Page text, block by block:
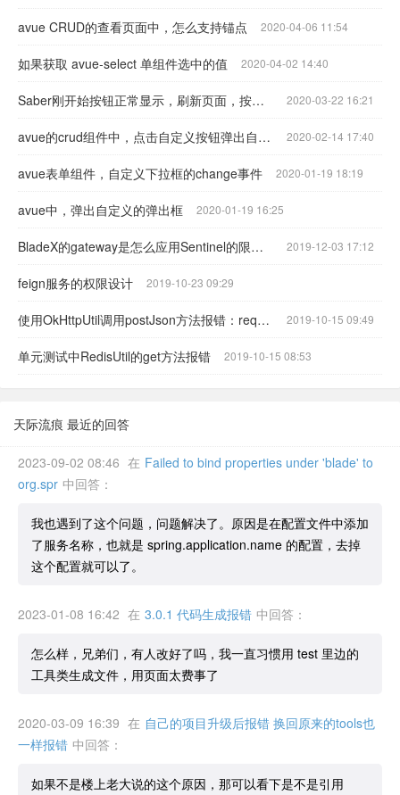
avue CRUD的查看页面中，怎么支持锚点 2020-04-06 11:54
如果获取 avue-select 单组件选中的值 2020-04-02 14:40
Saber刚开始按钮正常显示，刷新页面，按钮消失 2020-03-22 16:21
avue的crud组件中，点击自定义按钮弹出自定义的弹出框 2020-02-14 17:40
avue表单组件，自定义下拉框的change事件 2020-01-19 18:19
avue中，弹出自定义的弹出框 2020-01-19 16:25
BladeX的gateway是怎么应用Sentinel的限流功能的 2019-12-03 17:12
feign服务的权限设计 2019-10-23 09:29
使用OkHttpUtil调用postJson方法报错：request body is missing 2019-10-15 09:49
单元测试中RedisUtil的get方法报错 2019-10-15 08:53
天际流痕 最近的回答
2023-09-02 08:46 在 Failed to bind properties under 'blade' to
org.spr 中回答：
我也遇到了这个问题，问题解决了。原因是在配置文件中添加
了服务名称，也就是 spring.application.name 的配置，去掉
这个配置就可以了。
2023-01-08 16:42 在 3.0.1 代码生成报错 中回答：
怎么样，兄弟们，有人改好了吗，我一直习惯用 test 里边的
工具类生成文件，用页面太费事了
2020-03-09 16:39 在 自己的项目升级后报错 换回原来的tools也
一样报错 中回答：
如果不是楼上老大说的这个原因，那可以看下是不是引用